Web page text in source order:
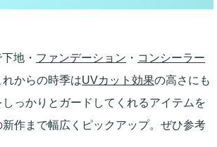
地・ ファンデーション ・ コンシーラー
からの時季はUVカット効果の高さにも
っかりとガードしてくれるアイテムを
作まで幅広くピックアップ。ぜひ参考